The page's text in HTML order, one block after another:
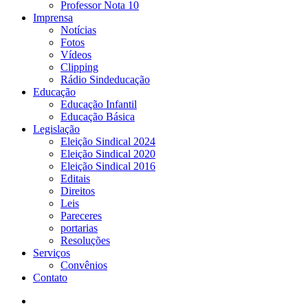
Professor Nota 10
Imprensa
Notícias
Fotos
Vídeos
Clipping
Rádio Sindeducação
Educação
Educação Infantil
Educação Básica
Legislação
Eleição Sindical 2024
Eleição Sindical 2020
Eleição Sindical 2016
Editais
Direitos
Leis
Pareceres
portarias
Resoluções
Serviços
Convênios
Contato